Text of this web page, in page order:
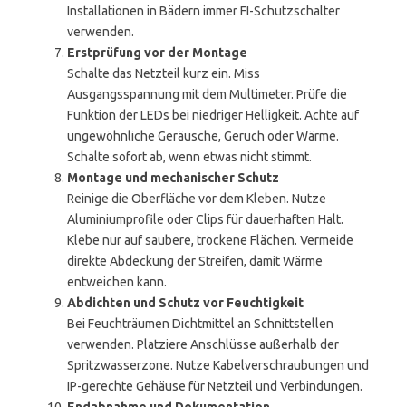
Installationen in Bädern immer FI-Schutzschalter
verwenden.
Erstprüfung vor der Montage
Schalte das Netzteil kurz ein. Miss
Ausgangsspannung mit dem Multimeter. Prüfe die
Funktion der LEDs bei niedriger Helligkeit. Achte auf
ungewöhnliche Geräusche, Geruch oder Wärme.
Schalte sofort ab, wenn etwas nicht stimmt.
Montage und mechanischer Schutz
Reinige die Oberfläche vor dem Kleben. Nutze
Aluminiumprofile oder Clips für dauerhaften Halt.
Klebe nur auf saubere, trockene Flächen. Vermeide
direkte Abdeckung der Streifen, damit Wärme
entweichen kann.
Abdichten und Schutz vor Feuchtigkeit
Bei Feuchträumen Dichtmittel an Schnittstellen
verwenden. Platziere Anschlüsse außerhalb der
Spritzwasserzone. Nutze Kabelverschraubungen und
IP-gerechte Gehäuse für Netzteil und Verbindungen.